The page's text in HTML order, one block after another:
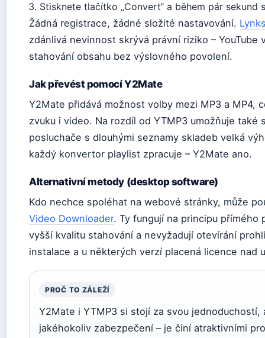
Stisknete tlačítko „Convert“ a během pár sekund
Žádná registrace, žádné složité nastavování.
zdánlivá nevinnost skrývá právní riziko – YouTube
stahování obsahu bez výslovného povolení.
Jak převést pomocí Y2Mate
Y2Mate přidává možnost volby mezi MP3 a MP4,
zvuku i video. Na rozdíl od YTMP3 umožňuje
posluchače s dlouhými seznamy skladeb velká
každý konvertor playlist zpracuje – Y2Mate ano.
Alternativní metody (desktop software)
Kdo nechce spoléhat na webové stránky, může
Video Downloader. Ty fungují na principu přímého
vyšší kvalitu stahování a nevyžadují otevírání
instalace a u některých verzí placená licence nad
PROČ TO ZÁLEŽÍ
Y2Mate i YTMP3 si stojí za svou jednoduchostí,
jakéhokoliv zabezpečení – je činí atraktivními